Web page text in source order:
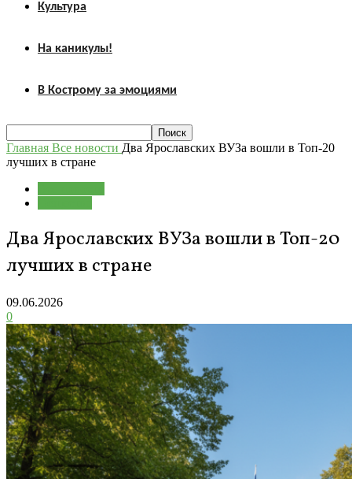
Культура
На каникулы!
В Кострому за эмоциями
Главная Все новости Два Ярославских ВУЗа вошли в Топ-20
лучших в стране
Два Ярославских ВУЗа вошли в Топ-20
лучших в стране
09.06.2026
0